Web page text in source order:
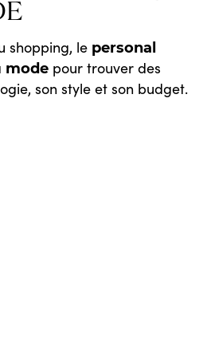
shopping, le personal
modepour trouver des
son style et son budget.